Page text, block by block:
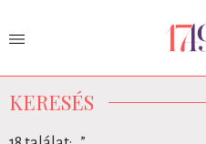
KERESÉS